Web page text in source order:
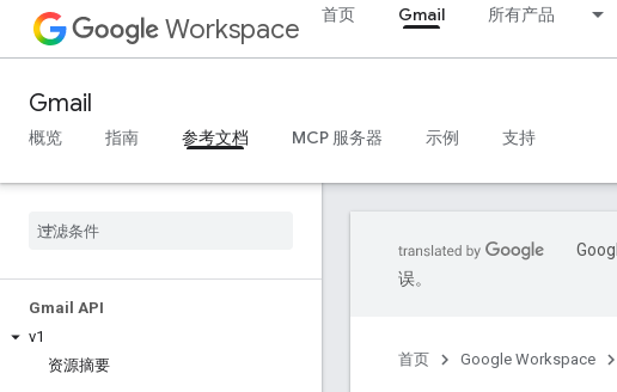
Workspace 首页 Gmail 所有产品
Gmail
概览 指南 参考文档 MCP 服务器 示例 支持
Gmail API
v1
资源摘要
误。
首页 Google Workspace